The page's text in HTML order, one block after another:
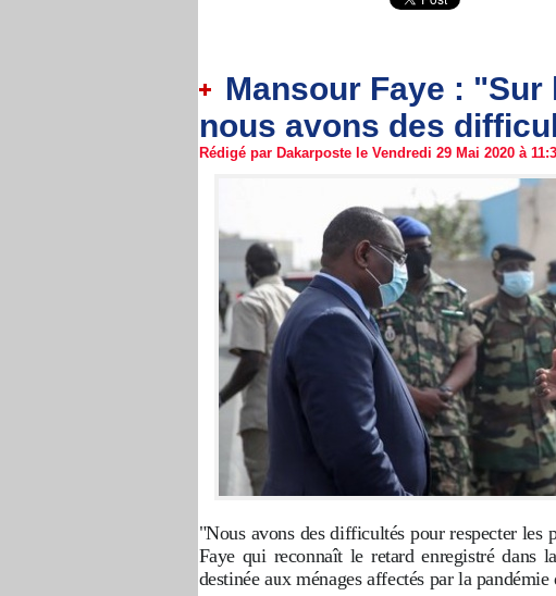
Mansour Faye :
nous avons des
Rédigé par Dakarposte le Vendredi 29 Mai 2020 à
"Nous avons des difficultés pour respecter les
Faye qui reconnaît le retard enregistré dans
destinée aux ménages affectés par la